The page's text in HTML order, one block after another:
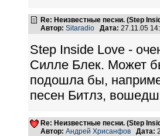
Re: Неизвестные песни. (Step
Автор: Sitaradio Дата: 27.11.05
Step Inside Love -
Силле Блек. Может
подошла бы,
песен Битлз,
Re: Неизвестные песни. (Step
Автор: Андрей Хрисанфов Дата: